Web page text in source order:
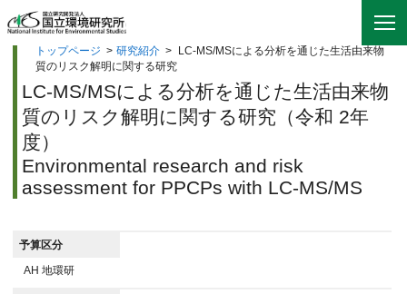
トップページ > 研究紹介 >
LC-MS/MSによる分析を通じた生活由来物
質のリスク解明に関する研究
LC-MS/MSによる分析を通じた生活由来物
質のリスク解明に関する研究（令和 2年
度）
Environmental research and risk
assessment for PPCPs with LC-MS/MS
予算区分
AH 地環研